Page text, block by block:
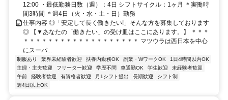
12:00 ・最低勤務日数（週）：4日 シフトサイクル：1ヶ月 ＊実働時
間3時間 ＊週4日（火・水・土・日）勤務
仕事内容 ◎「安定して長く働きたい!」そんな方を募集しております
◎ 【▼あなたの「働きたい」の受け皿はここにあります。】 ＊＊＊
＊＊＊＊＊＊＊＊＊＊＊＊＊＊＊＊＊＊＊ マツウラは西日本を中心
にスーパ...
制服あり 業界未経験者歓迎 扶養内勤務OK 副業・WワークOK
1日4時間以内OK
主婦・主夫歓迎
フリーター歓迎 学歴不問 車通勤OK 学生歓迎
未経験者歓迎
午前
経験者歓迎 有資格者歓迎 月1シフト提出 長期歓迎
シフト制
週4日以上OK